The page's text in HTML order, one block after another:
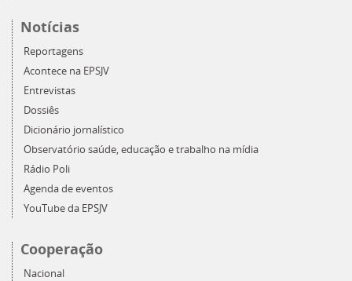
Notícias
Reportagens
Acontece na EPSJV
Entrevistas
Dossiês
Dicionário jornalístico
Observatório saúde, educação e trabalho na mídia
Rádio Poli
Agenda de eventos
YouTube da EPSJV
Cooperação
Nacional